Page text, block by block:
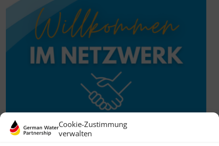
Cookie-Zustimmung
verwalten